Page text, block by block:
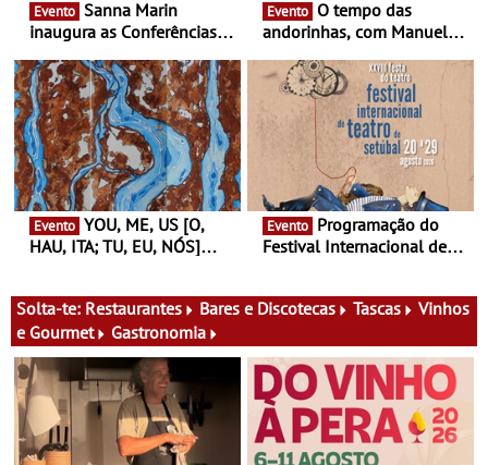
Evento
inaugura as Conferências
Antiga primeira-ministra da
Finlândia é a convidada da
primeira edição do novo
ciclo de debates dedicado
aos grandes temas do
nosso tempo
Evento
andorinhas, com Manuel
Atum - Concerto
performance na MAAT
Gallery a 3 de Setembro,
Evento
HAU, ITA; TU, EU, NÓS]
13 de Dezembro
Evento
Festival Internacional de
29 de Agosto
Solta-te: Restaurantes Bares e Discotecas Tascas
Vinhos
e Gourmet
Gastronomia